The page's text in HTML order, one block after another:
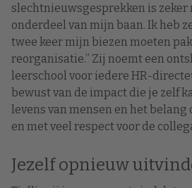
slechtnieuwsgesprekken is zeker
onderdeel van mijn baan. Ik heb
twee keer mijn biezen moeten
reorganisatie.” Zij noemt een
leerschool voor iedere HR-
bewust van de impact die je zelf
levens van mensen en het
en met veel respect voor de
Jezelf opnieuw